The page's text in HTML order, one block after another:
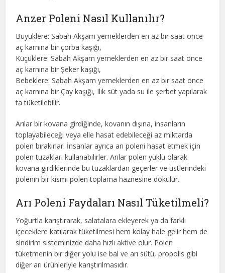
Anzer Poleni Nasıl Kullanılır?
Büyüklere: Sabah Akşam yemeklerden en az bir saat önce
aç karnına bir çorba kaşığı,
Küçüklere: Sabah Akşam yemeklerden en az bir saat önce
aç karnına bir Şeker kaşığı,
Bebeklere: Sabah Akşam yemeklerden en az bir saat önce
aç karnına bir Çay kaşığı, Ilık süt yada su ile şerbet yapılarak
ta tüketilebilir.
Arılar bir kovana girdiğinde, kovanın dışına, insanların
toplayabileceği veya elle hasat edebileceği az miktarda
polen bırakırlar. İnsanlar ayrıca arı poleni hasat etmek için
polen tuzakları kullanabilirler. Arılar polen yüklü olarak
kovana girdiklerinde bu tuzaklardan geçerler ve üstlerindeki
polenin bir kısmı polen toplama haznesine dökülür.
Arı Poleni Faydaları Nasıl Tüketilmeli?
Yoğurtla karıştırarak, salatalara ekleyerek ya da farklı
içeceklere katılarak tüketilmesi hem kolay hale gelir hem de
sindirim sisteminizde daha hızlı aktive olur. Polen
tüketmenin bir diğer yolu ise bal ve arı sütü, propolis gibi
diğer arı ürünleriyle karıştırılmasıdır.